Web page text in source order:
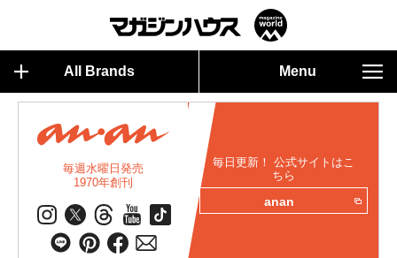
All Brands Menu
毎週水曜日発売
1970年創刊
毎日更新！ 公式サイトはこ
ちら
anan